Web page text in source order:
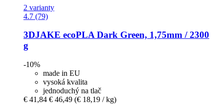
2 varianty
4.7 (79)
3DJAKE ecoPLA Dark Green, 1,75mm / 2300
g
-10%
made in EU
vysoká kvalita
jednoduchý na tlač
€ 41,84 € 46,49 (€ 18,19 / kg)